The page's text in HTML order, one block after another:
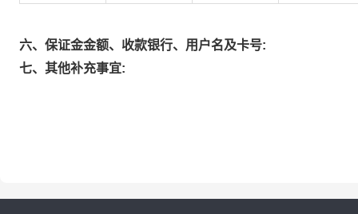
六、保证金金额、收款银行、用户名及卡号:
七、其他补充事宜: